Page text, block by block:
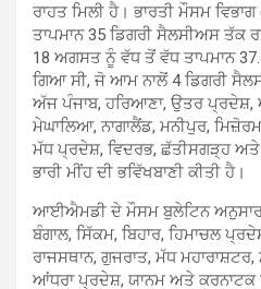
ਰਾਹਤ ਮਿਲੀ ਹੈ। ਭਾਰਤੀ ਮੌਸਮ
ਤਾਪਮਾਨ 35 ਡਿਗਰੀ ਸੈਲਸੀਅਸ ਤੱਕ
18 ਅਗਸਤ ਨੂੰ ਵੱਧ ਤੋਂ ਵੱਧ ਤਾਪਮਾਨ
ਗਿਆ ਸੀ, ਜੋ ਆਮ ਨਾਲੋਂ 4 ਡਿਗਰੀ
ਅੱਜ ਪੰਜਾਬ, ਹਰਿਆਣਾ, ਉਤਰ ਪ੍ਰਦੇਸ਼,
ਮੇਘਾਲਿਆ, ਨਾਗਾਲੈਂਡ, ਮਨੀਪੁਰ,
ਮੱਧ ਪ੍ਰਦੇਸ਼, ਵਿਦਰਭ, ਛੱਤੀਸਗੜ੍ਹ ਅਤੇ
ਭਾਰੀ ਮੀਂਹ ਦੀ ਭਵਿੱਖਬਾਣੀ ਕੀਤੀ ਹੈ।
ਆਈਐਮਡੀ ਦੇ ਮੌਸਮ ਬੁਲੇਟਿਨ
ਬੰਗਾਲ, ਸਿੱਕਮ, ਬਿਹਾਰ, ਹਿਮਾਚਲ
ਰਾਜਸਥਾਨ, ਗੁਜਰਾਤ, ਮੱਧ ਮਹਾਰਾਸ਼ਟਰ,
ਆਂਧਰਾ ਪ੍ਰਦੇਸ਼, ਯਾਨਮ ਅਤੇ ਕਰਨਾਟਕ